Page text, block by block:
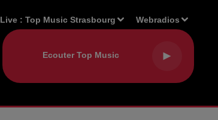
Live :Top Music Strasbourg Webradios